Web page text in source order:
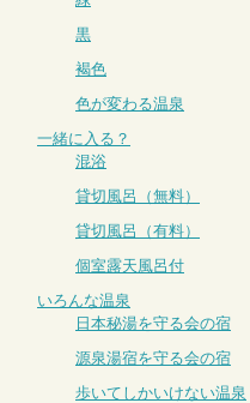
黒
褐色
色が変わる温泉
一緒に入る？
混浴
貸切風呂（無料）
貸切風呂（有料）
個室露天風呂付
いろんな温泉
日本秘湯を守る会の宿
源泉湯宿を守る会の宿
歩いてしかいけない温泉